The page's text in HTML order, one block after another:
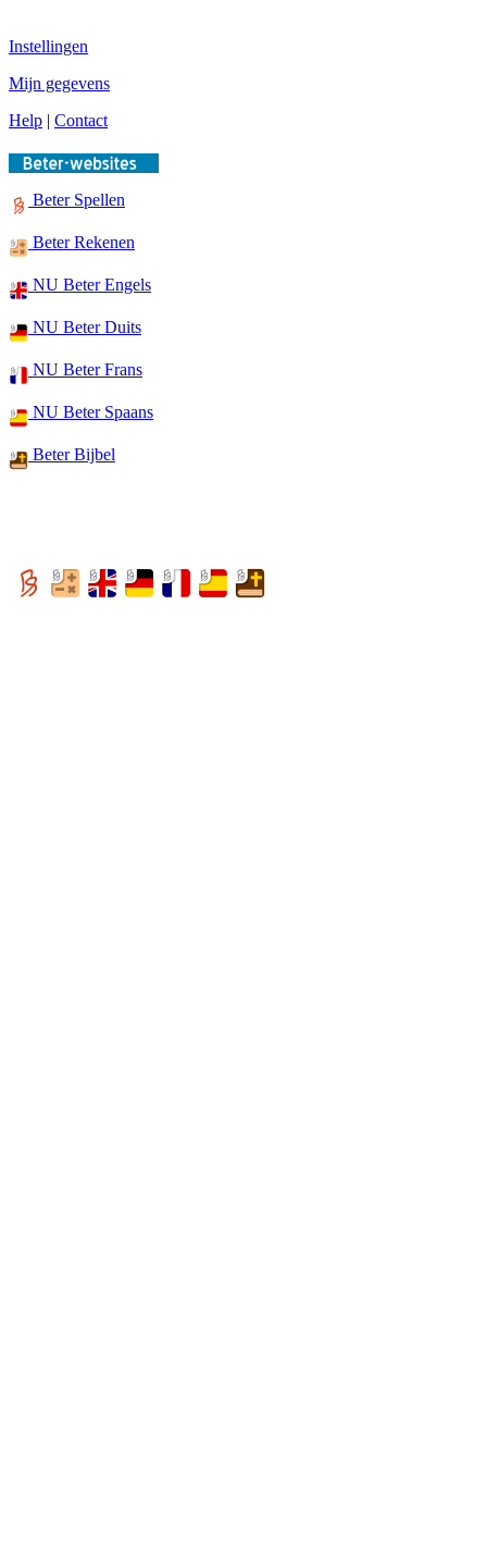
Instellingen
Mijn gegevens
Help | Contact
Beter Spellen
Beter Rekenen
NU Beter Engels
NU Beter Duits
NU Beter Frans
NU Beter Spaans
Beter Bijbel